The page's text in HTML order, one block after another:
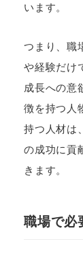
います。
つまり、職
や経験だけ
成長への意
徴を持つ人
持つ人材は
の成功に貢
きます。
職場で必